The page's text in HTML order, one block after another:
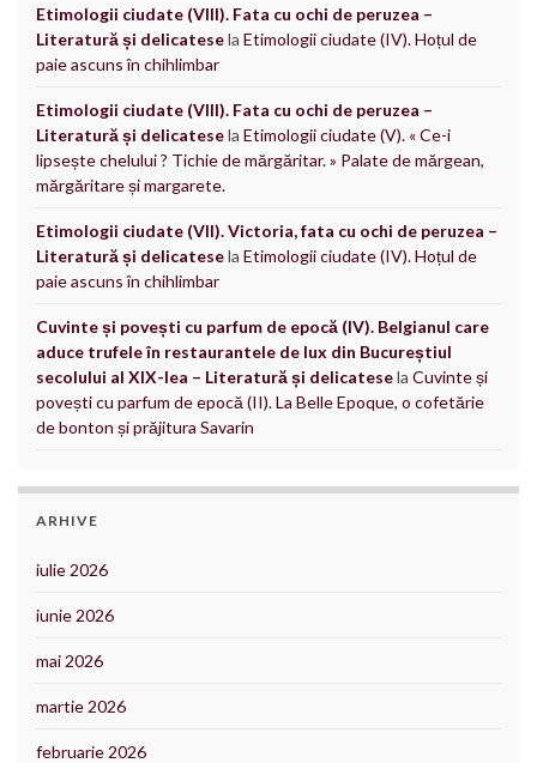
Etimologii ciudate (VIII). Fata cu ochi de peruzea –
Literatură și delicatesela Etimologii ciudate (IV). Hoțul de
paie ascuns în chihlimbar
Etimologii ciudate (VIII). Fata cu ochi de peruzea –
Literatură și delicatesela Etimologii ciudate (V). « Ce-i
lipsește chelului ? Tichie de mărgăritar. » Palate de mărgean,
mărgăritare și margarete.
Etimologii ciudate (VII). Victoria, fata cu ochi de peruzea –
Literatură și delicatesela Etimologii ciudate (IV). Hoțul de
paie ascuns în chihlimbar
Cuvinte și povești cu parfum de epocă (IV). Belgianul care
aduce trufele în restaurantele de lux din Bucureștiul
secolului al XIX-lea – Literatură și delicatesela Cuvinte și
povești cu parfum de epocă (II). La Belle Epoque, o cofetărie
de bonton și prăjitura Savarin
ARHIVE
iulie 2026
iunie 2026
mai 2026
martie 2026
februarie 2026